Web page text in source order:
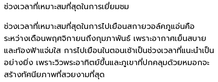
ช่วงเวลาที่เหมาะสมที่สุดในการเยี่ยมชม
ช่วงเวลาที่เหมาะสมที่สุดในการไปเยือนสกายวอล์คภูแอ่นคือ
ระหว่างเดือนพฤศจิกายนถึงกุมภาพันธ์ เพราะอากาศเย็นสบาย
และท้องฟ้าแจ่มใส การไปเยือนในตอนเช้าเป็นช่วงเวลาที่แนะนำเป็น
อย่างยิ่ง เพราะวิวพระอาทิตย์ขึ้นและภูเขาที่ปกคลุมด้วยหมอกจะ
สร้างทัศนียภาพที่สวยงามที่สุด